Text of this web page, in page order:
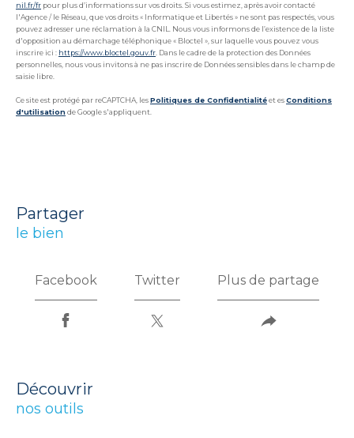
nil.fr/fr pour plus d’informations sur vos droits. Si vous estimez, après avoir contacté
l'Agence / le Réseau, que vos droits « Informatique et Libertés » ne sont pas respectés, vous
pouvez adresser une réclamation à la CNIL. Nous vous informons de l’existence de la liste
d'opposition au démarchage téléphonique « Bloctel », sur laquelle vous pouvez vous
inscrire ici : https://www.bloctel.gouv.fr. Dans le cadre de la protection des Données
personnelles, nous vous invitons à ne pas inscrire de Données sensibles dans le champ de
saisie libre.
Ce site est protégé par reCAPTCHA, lesPolitiques de Confidentialitéet esConditions
d'utilisationde Google s'appliquent.
partager
le bien
Facebook Twitter Plus de partage
découvrir
nos outils